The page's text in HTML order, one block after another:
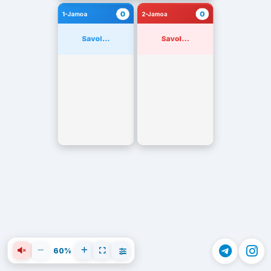
1-Jamoa 0
Savol...
2-Jamoa 0
Savol...
60%